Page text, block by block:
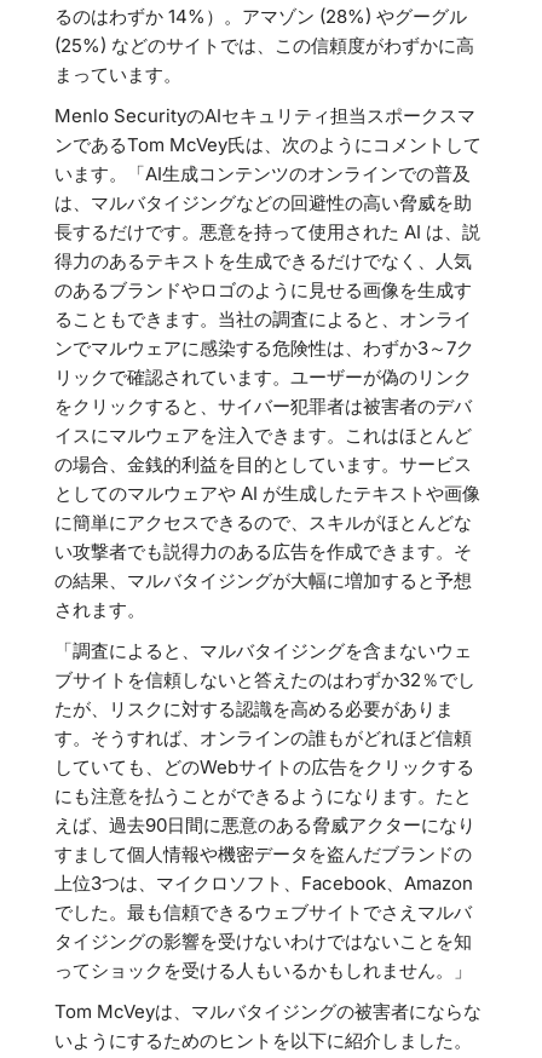
るのはわずか 14%）。アマゾン (28%) やグーグル
(25%) などのサイトでは、この信頼度がわずかに高
まっています。
Menlo SecurityのAIセキュリティ担当スポークスマ
ンであるTom McVey氏は、次のようにコメントして
います。「AI生成コンテンツのオンラインでの普及
は、マルバタイジングなどの回避性の高い脅威を助
長するだけです。悪意を持って使用された AI は、説
得力のあるテキストを生成できるだけでなく、人気
のあるブランドやロゴのように見せる画像を生成す
ることもできます。当社の調査によると、オンライ
ンでマルウェアに感染する危険性は、わずか3～7ク
リックで確認されています。ユーザーが偽のリンク
をクリックすると、サイバー犯罪者は被害者のデバ
イスにマルウェアを注入できます。これはほとんど
の場合、金銭的利益を目的としています。サービス
としてのマルウェアや AI が生成したテキストや画像
に簡単にアクセスできるので、スキルがほとんどな
い攻撃者でも説得力のある広告を作成できます。そ
の結果、マルバタイジングが大幅に増加すると予想
されます。
「調査によると、マルバタイジングを含まないウェ
ブサイトを信頼しないと答えたのはわずか32％でし
たが、リスクに対する認識を高める必要がありま
す。そうすれば、オンラインの誰もがどれほど信頼
していても、どのWebサイトの広告をクリックする
にも注意を払うことができるようになります。たと
えば、過去90日間に悪意のある脅威アクターになり
すまして個人情報や機密データを盗んだブランドの
上位3つは、マイクロソフト、Facebook、Amazon
でした。最も信頼できるウェブサイトでさえマルバ
タイジングの影響を受けないわけではないことを知
ってショックを受ける人もいるかもしれません。」
Tom McVeyは、マルバタイジングの被害者にならな
いようにするためのヒントを以下に紹介しました。